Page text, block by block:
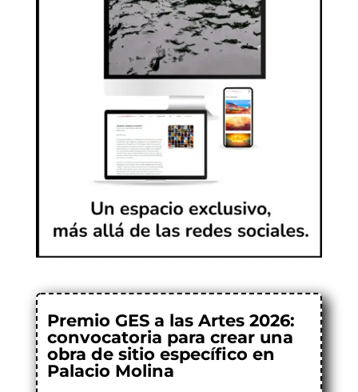
Premio GES a las Artes 2026:
convocatoria para crear una
obra de sitio específico en
Palacio Molina